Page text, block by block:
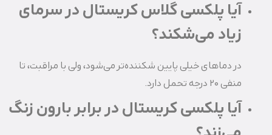
آیا پلکسی گلاس کریستال در سرمای
زیاد می‌شکند؟
در دماهای خیلی پایین شکننده‌تر می‌شود، ولی با مراقبت، تا
منفی 20 درجه تحمل دارد.
آیا پلکسی کریستال در برابر بارون زنگ